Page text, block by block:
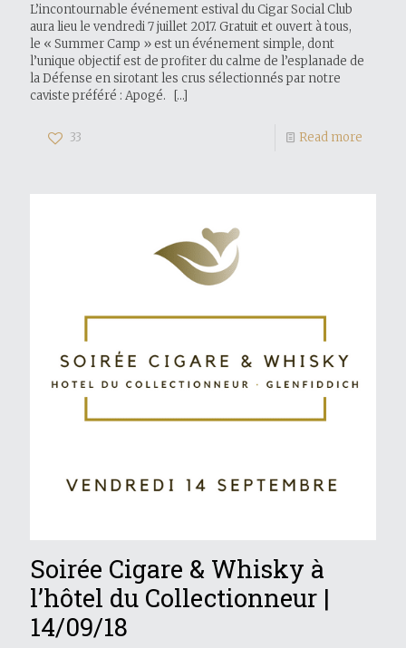
L’incontournable événement estival du Cigar Social Club
aura lieu le vendredi 7 juillet 2017. Gratuit et ouvert à tous,
le « Summer Camp » est un événement simple, dont
l’unique objectif est de profiter du calme de l’esplanade de
la Défense en sirotant les crus sélectionnés par notre
caviste préféré : Apogé.
[…]
33 Read more
Soirée Cigare & Whisky à
l’hôtel du Collectionneur |
14/09/18